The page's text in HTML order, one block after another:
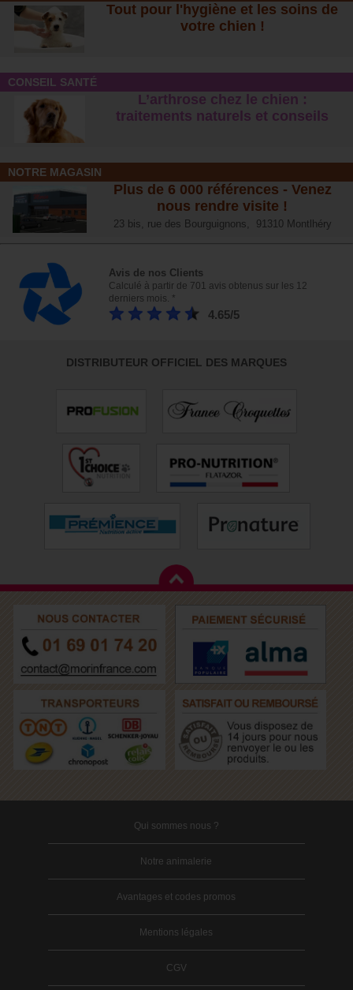
Tout pour l'hygiène et les soins de
votre chien !
CONSEIL SANTÉ
L’arthrose chez le chien :
traitements naturels et conseils
NOTRE MAGASIN
Plus de 6 000 références - Venez
nous rendre visite !
23 bis, rue des Bourguignons, 91310 Montlhéry
Avis de nos Clients
Calculé à partir de 701 avis obtenus sur les 12
derniers mois. *
4.65/5
DISTRIBUTEUR OFFICIEL DES MARQUES
Qui sommes nous ?
Notre animalerie
Avantages et codes promos
Mentions légales
CGV